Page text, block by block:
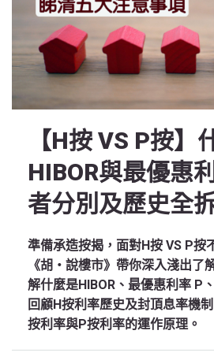
【H按 VS P按】
HIBOR與最優惠
者分別及歷史全
準備承造按揭，面對H按 VS P按
《胡‧說樓市》帶你深入淺出了
解什麼是HIBOR、最優惠利率 P
回顧H按利率歷史及封頂息率機
按利率與P按利率的運作原理。